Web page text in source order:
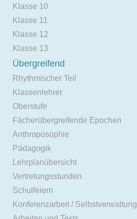
Klasse 10
Klasse 11
Klasse 12
Klasse 13
Übergreifend
Rhythmischer Teil
Klassenlehrer
Oberstufe
Fächerübergreifende Epochen
Anthroposophie
Pädagogik
Lehrplanübersicht
Vertretungsstunden
Schulfeiern
Konferenzarbeit / Selbstverwaltung